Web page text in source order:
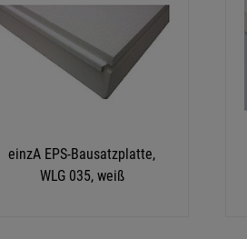
einzA EPS-Bausatzplatte,
WLG 035, weiß